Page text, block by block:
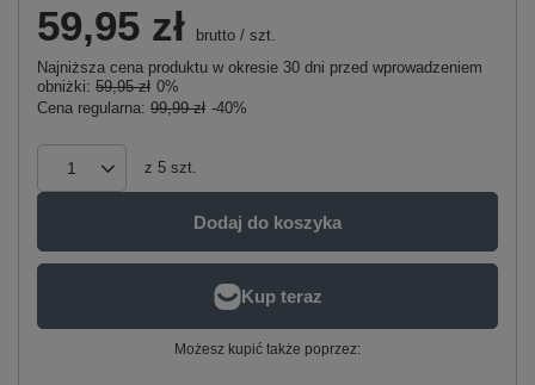
59,95 zł brutto / szt.
Najniższa cena produktu w okresie 30 dni przed wprowadzeniem
obniżki: 59,95 zł 0%
Cena regularna: 99,99 zł -40%
z 5 szt.
Dodaj do koszyka
Możesz kupić także poprzez: